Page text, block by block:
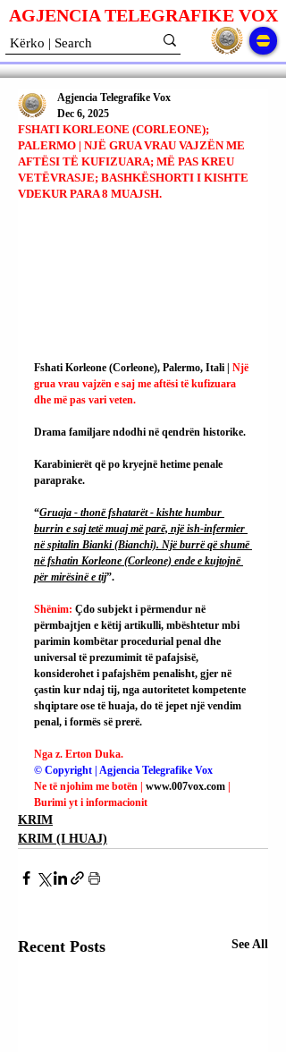
AGJENCIA TELEGRAFIKE VOX
FSHATI KORLEONE (CORLEONE);
PALERMO | NJË GRUA VRAU VAJZËN ME
AFTËSI TË KUFIZUARA; MË PAS KREU
VETËVRASJE; BASHKËSHORTI I KISHTE
VDEKUR PARA 8 MUAJSH.
Agjencia Telegrafike Vox
Dec 6, 2025
Fshati Korleone (Corleone), Palermo, Itali | Një
grua vrau vajzën e saj me aftësi të kufizuara
dhe më pas vari veten.
Drama familjare ndodhi në qendrën historike.
Karabinierët që po kryejnë hetime penale
paraprake.
“Gruaja - thonë fshatarët - kishte humbur
burrin e saj tetë muaj më parë, një ish-infermier
në spitalin Bianki (Bianchi). Një burrë që shumë
në fshatin Korleone (Corleone) ende e kujtojnë
për mirësinë e tij”.
Shënim: Çdo subjekt i përmendur në
përmbajtjen e këtij artikulli, mbështetur mbi
parimin kombëtar procedurial penal dhe
universal të prezumimit të pafajsisë,
konsiderohet i pafajshëm penalisht, gjer në
çastin kur ndaj tij, nga autoritetet kompetente
shqiptare ose të huaja, do të jepet një vendim
penal, i formës së prerë.
Nga z. Erton Duka.
© Copyright | Agjencia Telegrafike Vox
Ne të njohim me botën | www.007vox.com
Burimi yt i informacionit
KRIM
KRIM (I HUAJ)
Recent Posts See All